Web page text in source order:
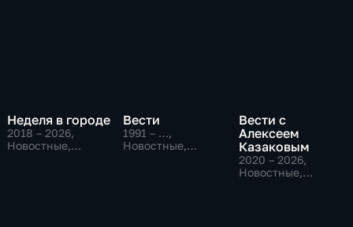
Неделя в городе
2018 – 2026,
Новостные,
Вести
1991 – …,
Новостные,
Вести с
Алексеем
Казаковым
2020 – 2026,
Новостные,